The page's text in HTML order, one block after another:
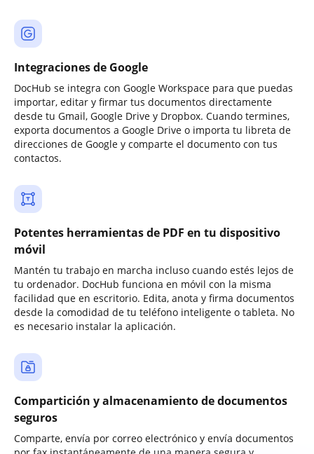
Integraciones de Google
DocHub se integra con Google Workspace para que puedas
importar, editar y firmar tus documentos directamente
desde tu Gmail, Google Drive y Dropbox. Cuando termines,
exporta documentos a Google Drive o importa tu libreta de
direcciones de Google y comparte el documento con tus
contactos.
Potentes herramientas de PDF en tu dispositivo
móvil
Mantén tu trabajo en marcha incluso cuando estés lejos de
tu ordenador. DocHub funciona en móvil con la misma
facilidad que en escritorio. Edita, anota y firma documentos
desde la comodidad de tu teléfono inteligente o tableta. No
es necesario instalar la aplicación.
Compartición y almacenamiento de documentos
seguros
Comparte, envía por correo electrónico y envía documentos